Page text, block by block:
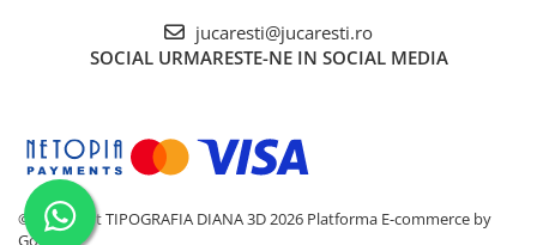
jucaresti@jucaresti.ro
SOCIAL URMARESTE-NE IN SOCIAL MEDIA
©Copyright TIPOGRAFIA DIANA 3D 2026 Platforma E-commerce by
Gomag